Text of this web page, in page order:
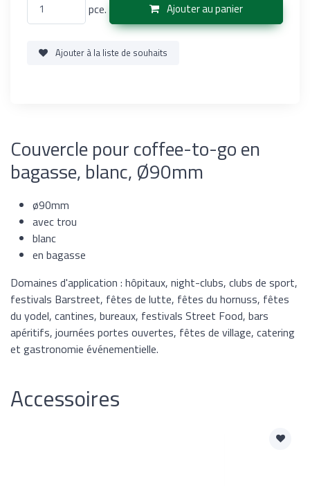
pce. Ajouter au panier
Ajouter à la liste de souhaits
Couvercle pour coffee-to-go en
bagasse, blanc, Ø90mm
ø90mm
avec trou
blanc
en bagasse
Domaines d'application : hôpitaux, night-clubs, clubs de sport,
festivals Barstreet, fêtes de lutte, fêtes du hornuss, fêtes
du yodel, cantines, bureaux, festivals Street Food, bars
apéritifs, journées portes ouvertes, fêtes de village, catering
et gastronomie événementielle.
Accessoires